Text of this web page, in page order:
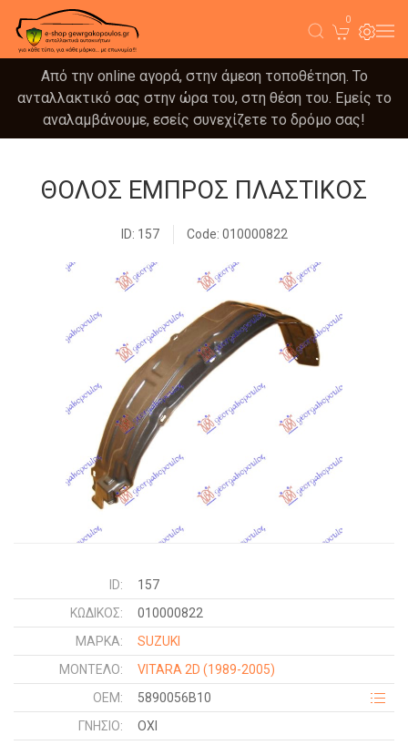
0
Από την online αγορά, στην άμεση τοποθέτηση. Το
ανταλλακτικό σας στην ώρα του, στη θέση του. Εμείς το
αναλαμβάνουμε, εσείς συνεχίζετε το δρόμο σας!
ΘΟΛΟΣ ΕΜΠΡΟΣ ΠΛΑΣΤΙΚΟΣ
ID: 157 Code: 010000822
ID:
157
ΚΩΔΙΚΌΣ:
010000822
ΜΑΡΚΑ:
SUZUKI
ΜΟΝΤΕΛΟ:
VITARA 2D (1989-2005)
OEM:
5890056B10
ΓΝΉΣΙΟ:
ΟΧΙ